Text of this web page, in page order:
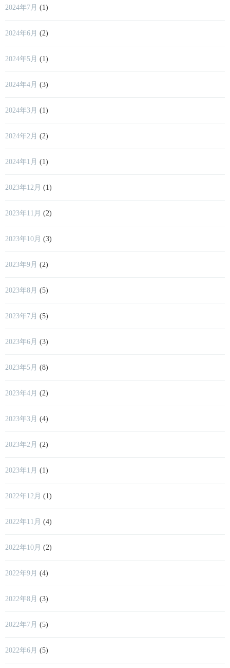
2024年7月 (1)
2024年6月 (2)
2024年5月 (1)
2024年4月 (3)
2024年3月 (1)
2024年2月 (2)
2024年1月 (1)
2023年12月 (1)
2023年11月 (2)
2023年10月 (3)
2023年9月 (2)
2023年8月 (5)
2023年7月 (5)
2023年6月 (3)
2023年5月 (8)
2023年4月 (2)
2023年3月 (4)
2023年2月 (2)
2023年1月 (1)
2022年12月 (1)
2022年11月 (4)
2022年10月 (2)
2022年9月 (4)
2022年8月 (3)
2022年7月 (5)
2022年6月 (5)